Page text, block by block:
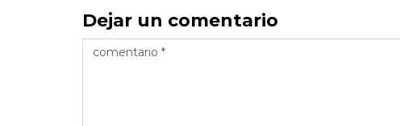
Dejar un comentario